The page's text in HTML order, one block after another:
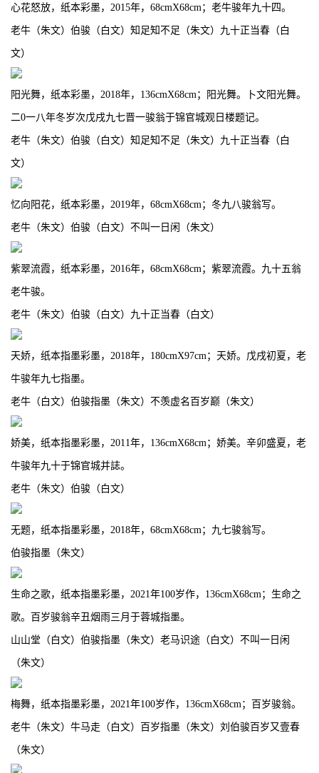
心花怒放，纸本彩墨，2015年，68cmX68cm；老牛骏年九十四。
老牛（朱文）伯骏（白文）知足知不足（朱文）九十正当春（白
文）
阳光舞，纸本彩墨，2018年，136cmX68cm；阳光舞。卜文阳光舞。
二0一八年冬岁次戊戌九七晋一骏翁于锦官城观日楼题记。
老牛（朱文）伯骏（白文）知足知不足（朱文）九十正当春（白
文）
忆向阳花，纸本彩墨，2019年，68cmX68cm；冬九八骏翁写。
老牛（朱文）伯骏（白文）不叫一日闲（朱文）
紫翠流霞，纸本彩墨，2016年，68cmX68cm；紫翠流霞。九十五翁
老牛骏。
老牛（朱文）伯骏（白文）九十正当春（白文）
天娇，纸本指墨彩墨，2018年，180cmX97cm；天娇。戊戌初夏，老
牛骏年九七指墨。
老牛（白文）伯骏指墨（朱文）不羡虚名百岁巅（朱文）
娇美，纸本指墨彩墨，2011年，136cmX68cm；娇美。辛卯盛夏，老
牛骏年九十于锦官城并誌。
老牛（朱文）伯骏（白文）
无题，纸本指墨彩墨，2018年，68cmX68cm；九七骏翁写。
伯骏指墨（朱文）
生命之歌，纸本指墨彩墨，2021年100岁作，136cmX68cm；生命之
歌。百岁骏翁辛丑烟雨三月于蓉城指墨。
山山堂（白文）伯骏指墨（朱文）老马识途（白文）不叫一日闲
（朱文）
梅舞，纸本指墨彩墨，2021年100岁作，136cmX68cm；百岁骏翁。
老牛（朱文）牛马走（白文）百岁指墨（朱文）刘伯骏百岁又壹春
（朱文）